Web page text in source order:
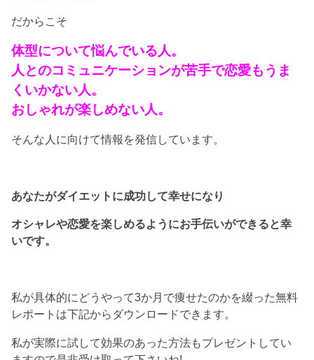
だからこそ
体型について悩んでいる人。
人とのコミュニケーションが苦手で恋愛もうま
くいかない人。
おしゃれが楽しめない人。
そんな人に向けて情報を発信しています。
あなたがダイエットに成功して幸せになり
オシャレや恋愛を楽しめるようにお手伝いができると幸
いです。
私が具体的にどうやって3か月で痩せたのかを綴った無料
レポートは下記からダウンロードできます。
私が実際に試して効果のあった方法もプレゼントしてい